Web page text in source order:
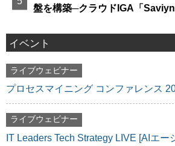
盤を構築─クラウドIGA「
イベント
ライブウェビナー
プロセスマイニング コンファレンス
ライブウェビナー
IT Leaders Tech Strategy LIVE [AIエー